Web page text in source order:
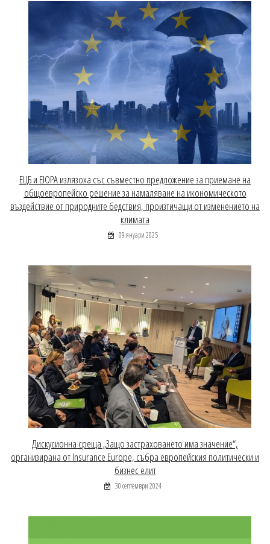
EЦБ и EIOPA излязоха със съвместно предложение за приемане на
общоевропейско решение за намаляване на икономическото
въздействие от природните бедствия, произтичащи от изменението на
климата
09 януари 2025
Дискусионна среща „Защо застраховането има значение“,
организирана от Insurance Europe, събра европейския политически и
бизнес елит
30 септември 2024